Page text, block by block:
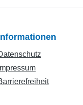
Impressum